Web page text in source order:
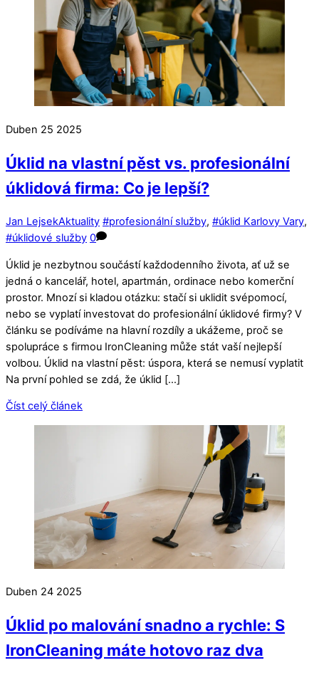
Duben 25 2025
Úklid na vlastní pěst vs. profesionální
úklidová firma: Co je lepší?
Jan LejsekAktuality #profesionální služby, #úklid Karlovy Vary,
#úklidové služby 0
Úklid je nezbytnou součástí každodenního života, ať už se
jedná o kancelář, hotel, apartmán, ordinace nebo komerční
prostor. Mnozí si kladou otázku: stačí si uklidit svépomocí,
nebo se vyplatí investovat do profesionální úklidové firmy? V
článku se podíváme na hlavní rozdíly a ukážeme, proč se
spolupráce s firmou IronCleaning může stát vaší nejlepší
volbou. Úklid na vlastní pěst: úspora, která se nemusí vyplatit
Na první pohled se zdá, že úklid […]
Číst celý článek
Duben 24 2025
Úklid po malování snadno a rychle: S
IronCleaning máte hotovo raz dva